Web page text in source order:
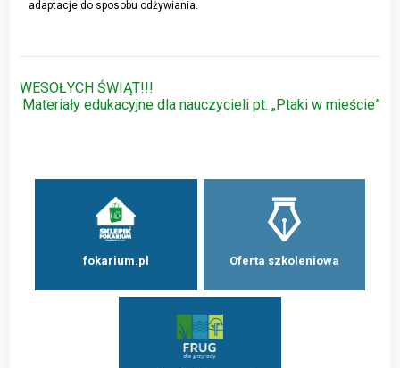
adaptacje do sposobu odżywiania.
Nawigacja
wpisu
WESOŁYCH ŚWIĄT!!!
Materiały edukacyjne dla nauczycieli pt. „Ptaki w mieście”
fokarium.pl Oferta szkoleniowa